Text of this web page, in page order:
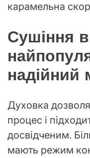
карамельна
Сушіння
надійний
Духовка
процес і
досвідченим.
мають режим